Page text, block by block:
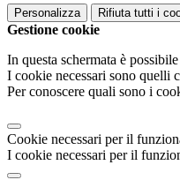
Personalizza Rifiuta tutti i
Gestione cookie
In questa schermata è
I cookie necessari sono quelli
Per conoscere quali sono i
Cookie necessari per il
I cookie necessari per il